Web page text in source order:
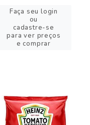
Faça seu login
ou
cadastre-se
para ver preços
e comprar